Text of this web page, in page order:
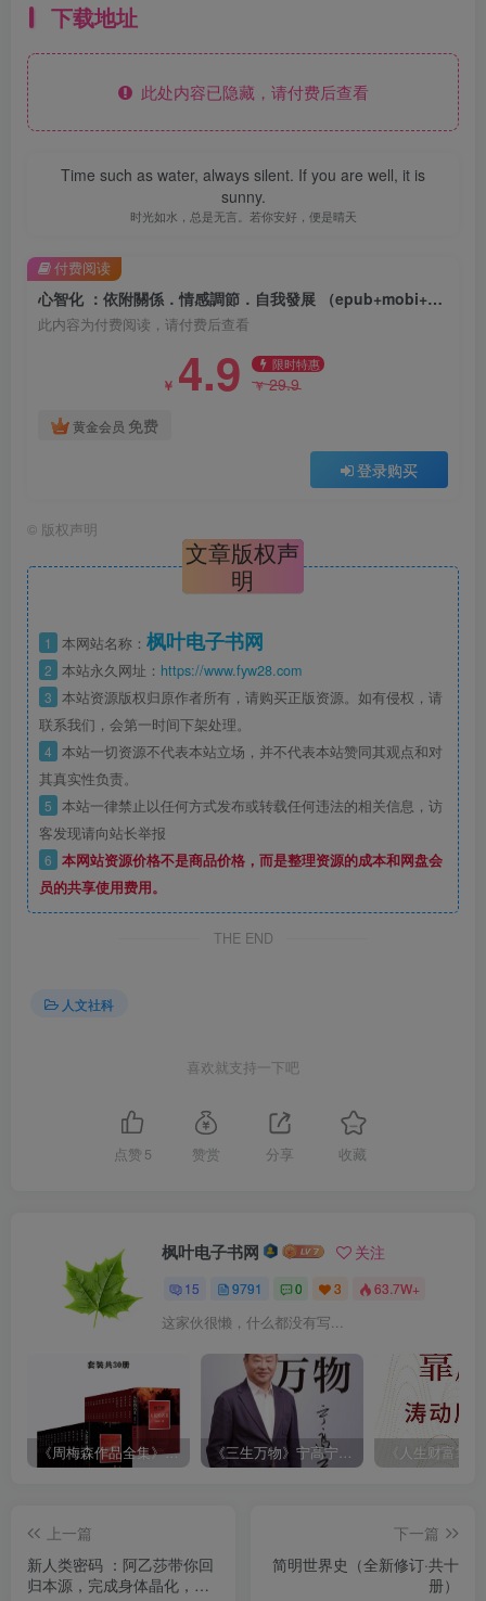
下载地址
此处内容已隐藏，请付费后查看
Time such as water, always silent. If you are well, it is
sunny.
时光如水，总是无言。若你安好，便是晴天
心智化 ：依附關係．情感調節．自我發展 （epub+mobi+azw3+pdf）
此内容为付费阅读，请付费后查看
￥ 4.9 限时特惠
￥29.9
黄金会员 免费
登录购买
付费阅读
© 版权声明
文章版权声
明
1 本网站名称： 枫叶电子书网
2 本站永久网址： https://www.fyw28.com
3 本站资源版权归原作者所有，请购买正版资源。如有侵权，请
联系我们，会第一时间下架处理。
4 本站一切资源不代表本站立场，并不代表本站赞同其观点和对
其真实性负责。
5 本站一律禁止以任何方式发布或转载任何违法的相关信息，访
客发现请向站长举报
6 本网站资源价格不是商品价格，而是整理资源的成本和网盘会
员的共享使用费用。
THE END
人文社科
喜欢就支持一下吧
点赞 5 赞赏 分享 收藏
枫叶电子书网 关注
15 9791 0 3 63.7W+
这家伙很懒，什么都没有写...
《周梅森作品全集》[共30册] 《三生万物》宁高宁（epub+mobi+azw3+pdf）
上一篇
新人类密码 ：阿乙莎带你回
归本源，完成身体晶化，创
下一篇
简明世界史（全新修订·共十
册）